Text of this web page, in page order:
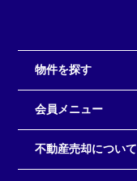
物件を探す
会員メニュー
不動産売却について